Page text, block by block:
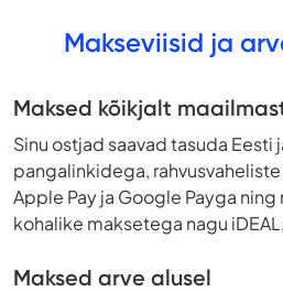
Makseviisid ja
Maksed kõikjalt
Sinu ostjad saavad tasuda Eesti
pangalinkidega,
Apple Pay ja Google Payga
kohalike maksetega nagu
Maksed arve alusel